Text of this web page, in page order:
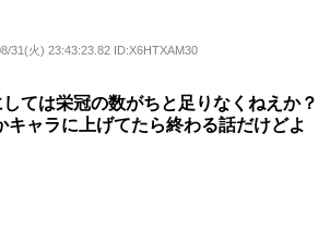
31(火) 23:43:23.82 ID:X6HTXAM30
ては栄冠の数がちと足りなくねえか？
キャラに上げてたら終わる話だけどよ